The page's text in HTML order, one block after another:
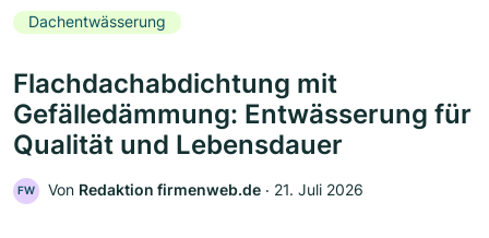
Dachentwässerung
Flachdachabdichtung mit
Gefälledämmung: Entwässerung für
Qualität und Lebensdauer
FW Von Redaktion firmenweb.de ‧ 21. Juli 2026